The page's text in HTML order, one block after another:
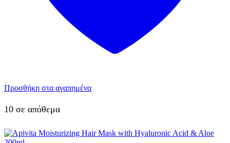
Προσθήκη στα αγαπημένα
10 σε απόθεμα